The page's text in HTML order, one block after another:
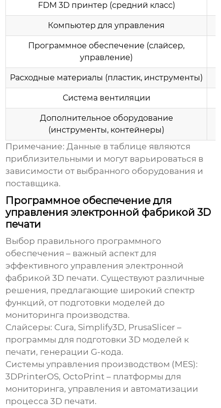
FDM 3D принтер (средний класс)
Компьютер для управления
Программное обеспечение (слайсер,
управление)
Расходные материалы (пластик, инструменты)
Система вентиляции
Дополнительное оборудование
(инструменты, контейнеры)
Примечание: Данные в таблице являются
приблизительными и могут варьироваться в
зависимости от выбранного оборудования и
поставщика.
Программное обеспечение для
управления электронной фабрикой 3D
печати
Выбор правильного программного
обеспечения – важный аспект для
эффективного управления электронной
фабрикой 3D печати. Существуют различные
решения, предлагающие широкий спектр
функций, от подготовки моделей до
мониторинга производства.
Слайсеры: Cura, Simplify3D, PrusaSlicer –
программы для подготовки 3D моделей к
печати, генерации G-кода.
Системы управления производством (MES):
3DPrinterOS, OctoPrint – платформы для
мониторинга, управления и автоматизации
процесса 3D печати.